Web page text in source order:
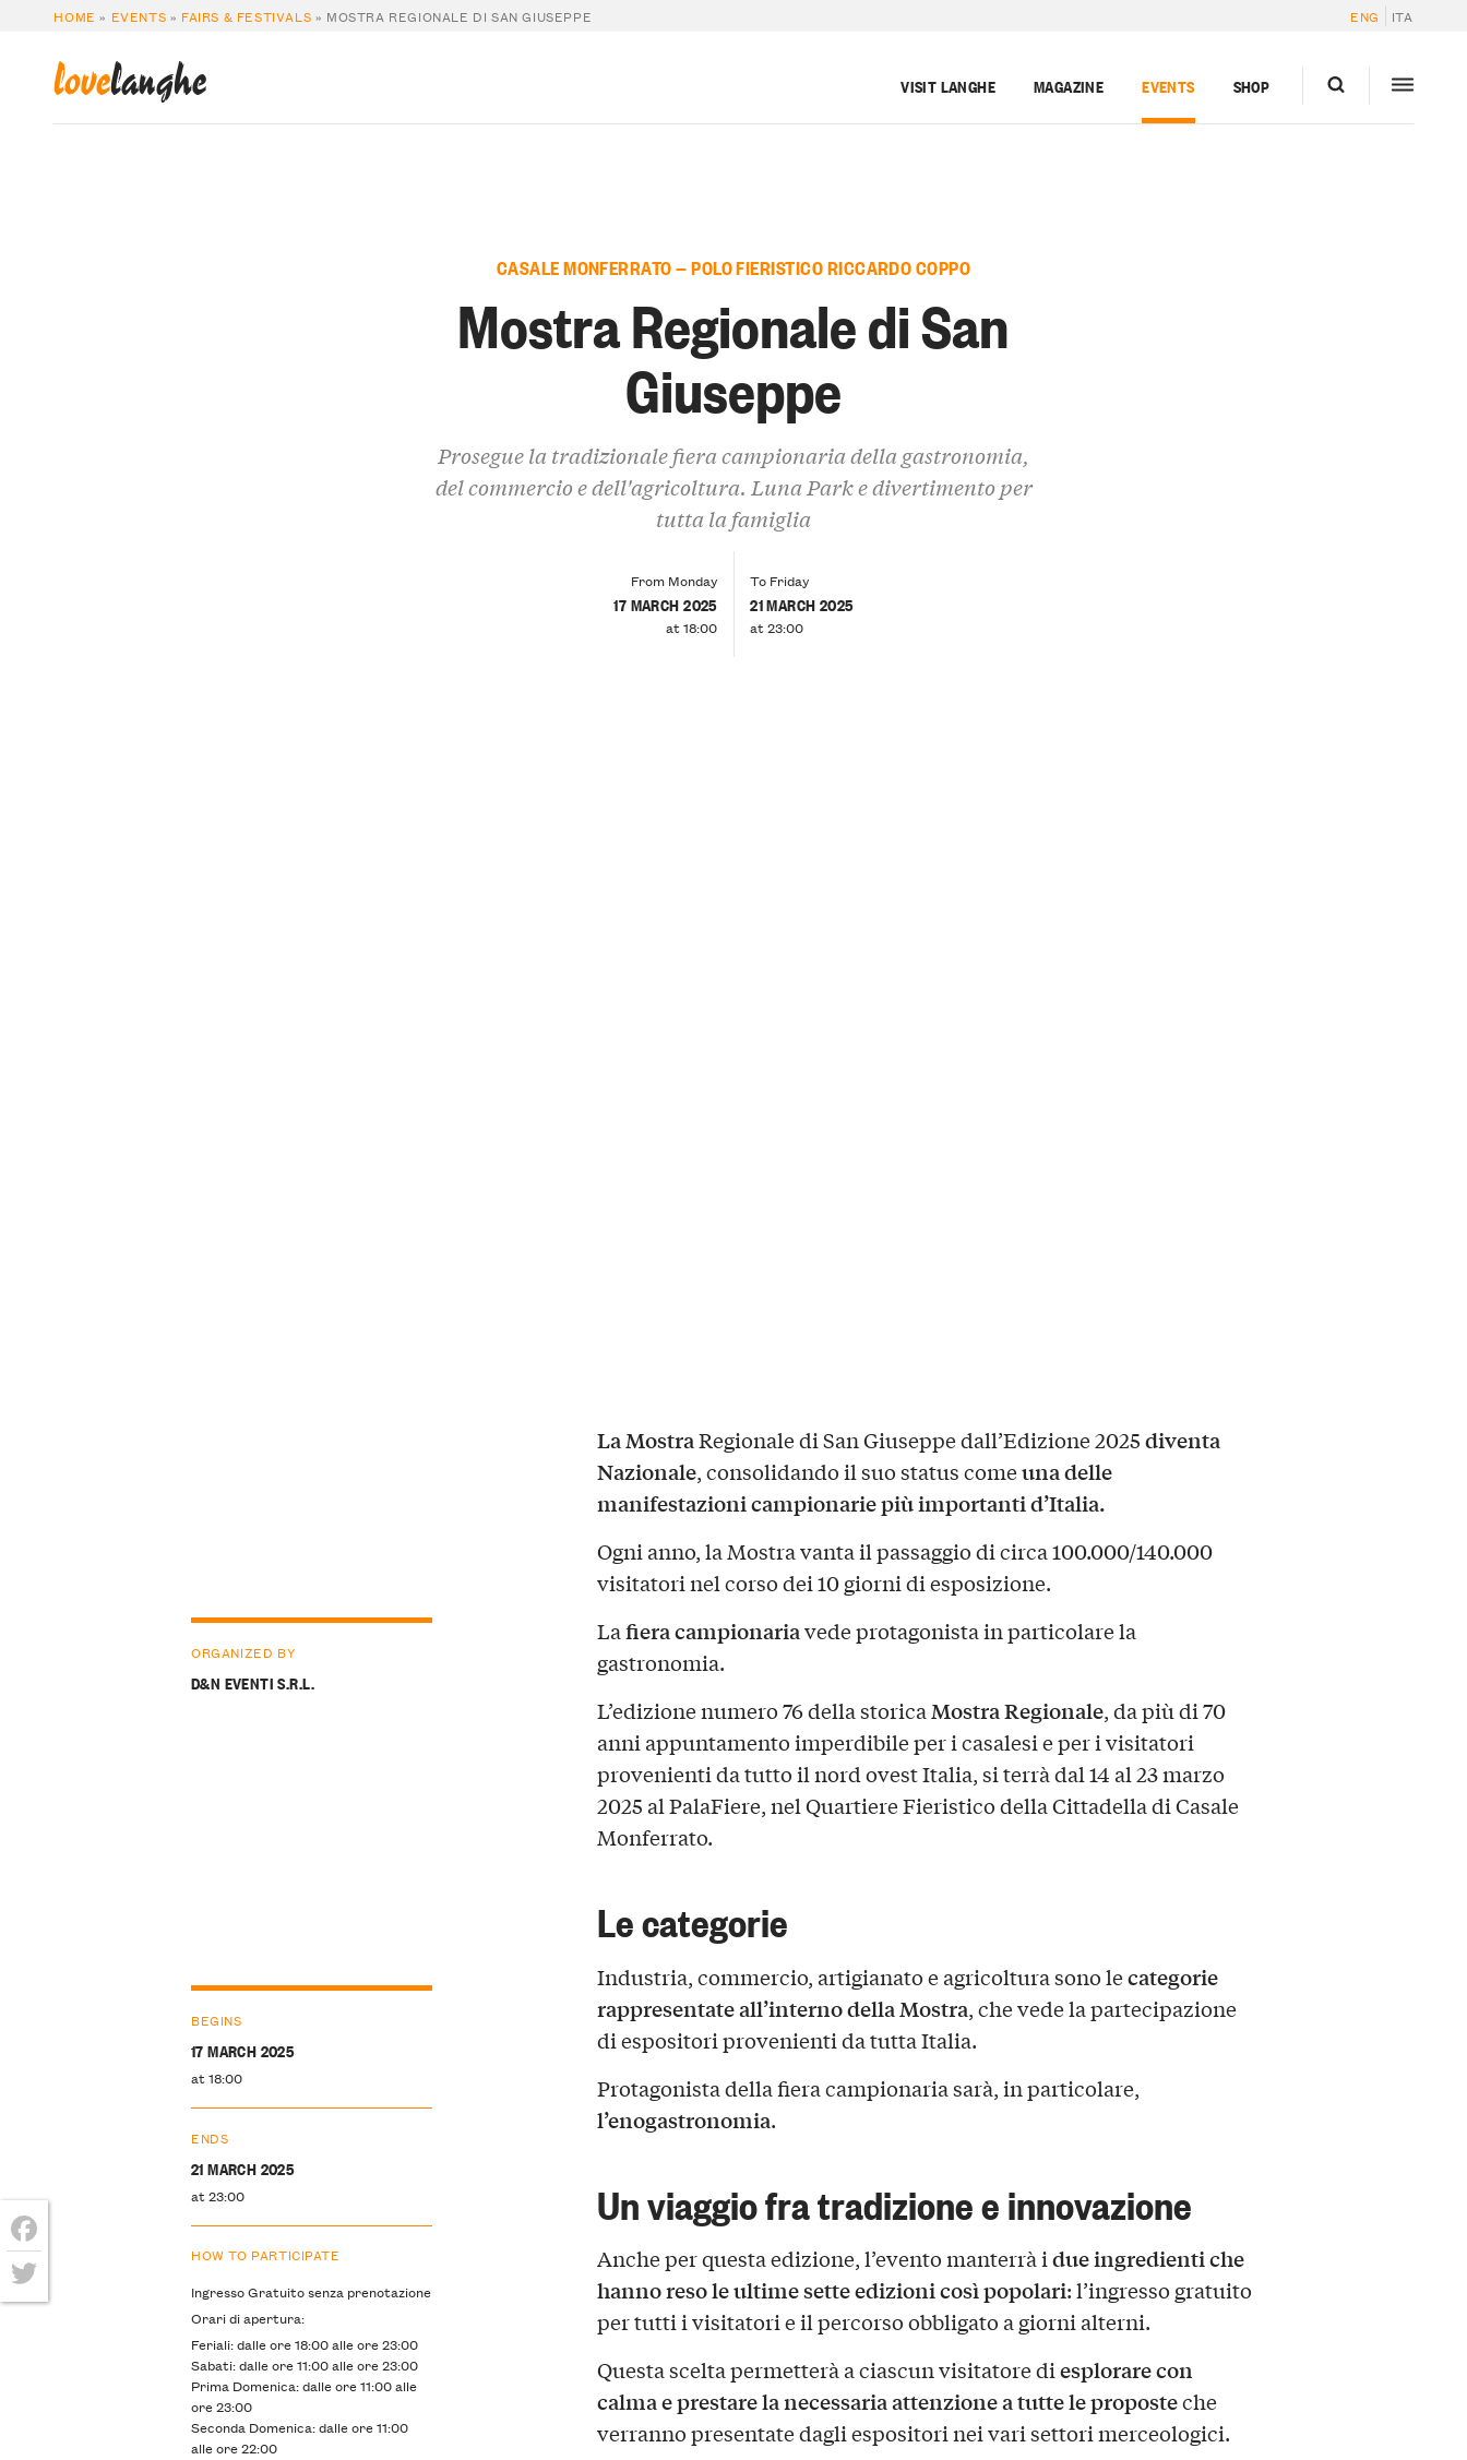
HOME » EVENTS » FAIRS & FESTIVALS » MOSTRA REGIONALE DI SAN GIUSEPPE ENG ITA
lovelanghe VISIT LANGHE MAGAZINE EVENTS SHOP
CASALE MONFERRATO — POLO FIERISTICO RICCARDO COPPO
Mostra Regionale di San
Giuseppe
Prosegue la tradizionale fiera campionaria della gastronomia,
del commercio e dell'agricoltura. Luna Park e divertimento per
tutta la famiglia
From Monday
17 MARCH 2025
at 18:00
To Friday
21 MARCH 2025
at 23:00
La MostraRegionale di San Giuseppe dall’Edizione 2025diventa
Nazionale, consolidando il suo status comeuna delle
manifestazioni campionarie più importanti d’Italia.
Ogni anno, la Mostra vanta il passaggio di circa 100.000/140.000
visitatori nel corso dei 10 giorni di esposizione.
Lafiera campionariavede protagonista in particolare la
gastronomia.
L’edizione numero 76 della storicaMostra Regionale, da più di 70
anni appuntamento imperdibile per i casalesi e per i visitatori
provenienti da tutto il nord ovest Italia, si terrà dal 14 al 23 marzo
2025 al PalaFiere, nel Quartiere Fieristico della Cittadella di Casale
Monferrato.
Le categorie
Industria, commercio, artigianato e agricoltura sono lecategorie
rappresentate all’interno della Mostra, che vede la partecipazione
di espositori provenienti da tutta Italia.
Protagonista della fiera campionaria sarà, in particolare,
l’enogastronomia.
Un viaggio fra tradizione e innovazione
Anche per questa edizione, l’evento manterrà idue ingredienti che
hanno reso le ultime sette edizioni così popolari: l’ingresso gratuito
per tutti i visitatori e il percorso obbligato a giorni alterni.
Questa scelta permetterà a ciascun visitatore diesplorare con
calma e prestare la necessaria attenzione a tutte le proposteche
verranno presentate dagli espositori nei vari settori merceologici.
ORGANIZED BY
D&N EVENTI S.R.L.
BEGINS
17 MARCH 2025
at 18:00
ENDS
21 MARCH 2025
at 23:00
HOW TO PARTICIPATE
Ingresso Gratuito senza prenotazione
Orari di apertura:
Feriali: dalle ore 18:00 alle ore 23:00
Sabati: dalle ore 11:00 alle ore 23:00
Prima Domenica: dalle ore 11:00 alle
ore 23:00
Seconda Domenica: dalle ore 11:00
alle ore 22:00
Facebook
Twitter